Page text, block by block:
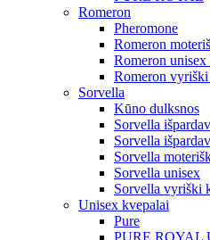
Romeron
Pheromone
Romeron
Romeron unisex
Romeron
Sorvella
Kūno dulksnos
Sorvella
Sorvella
Sorvella
Sorvella unisex
Sorvella vyriški
Unisex kvepalai
Pure